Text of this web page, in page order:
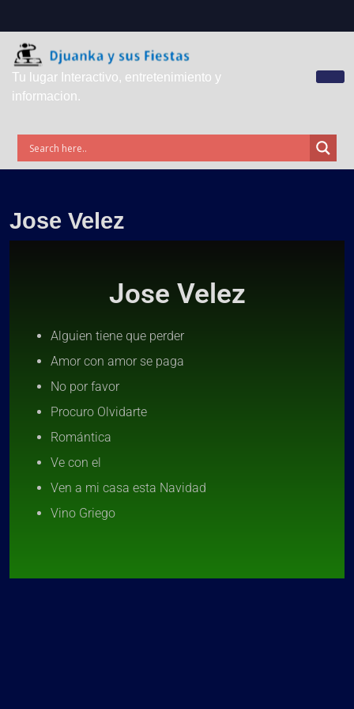
Tu lugar Interactivo, entretenimiento y
informacion.
Jose Velez
Jose Velez
Alguien tiene que perder
Amor con amor se paga
No por favor
Procuro Olvidarte
Romántica
Ve con el
Ven a mi casa esta Navidad
Vino Griego